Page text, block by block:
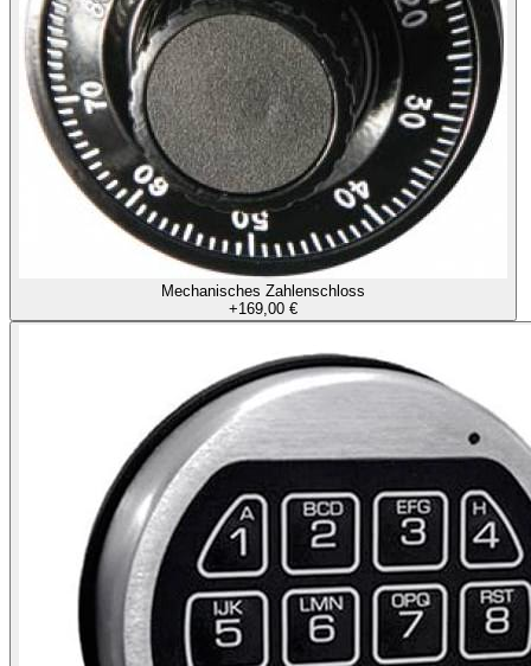
Mechanisches Zahlenschloss
+169,00 €